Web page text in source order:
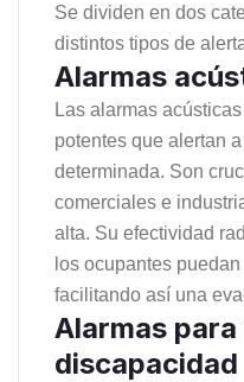
Se dividen en dos
distintos tipos de
Alarmas
Las alarmas
potentes que alertan
determinada. Son
comerciales e
alta. Su efectividad
los ocupantes
facilitando así una
Alarmas